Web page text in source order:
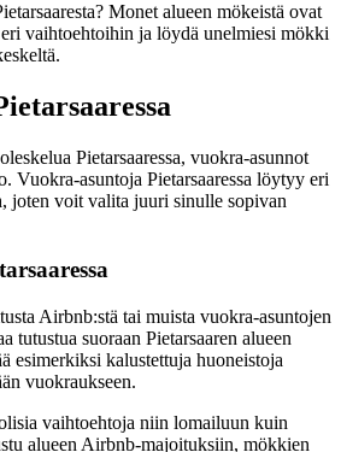
Monet alueen mökeistä ovat
vaihtoehtoihin ja löydä unelmiesi mökki
Pietarsaaressa, vuokra-asunnot
Vuokra-asuntoja Pietarsaaressa löytyy eri
joten voit valita juuri sinulle sopivan
Airbnb:stä tai muista vuokra-asuntojen
tutustua suoraan Pietarsaaren alueen
esimerkiksi kalustettuja huoneistoja
vuokraukseen.
vaihtoehtoja niin lomailuun kuin
alueen Airbnb-majoituksiin, mökkien